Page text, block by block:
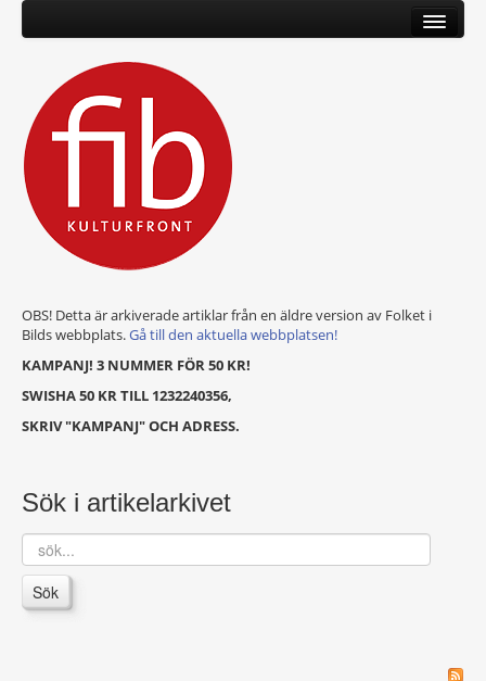
OBS! Detta är arkiverade artiklar från en äldre version av Folket i
Bilds webbplats.Gå till den aktuella webbplatsen!
KAMPANJ! 3 NUMMER FÖR 50 KR!
SWISHA 50 KR TILL 1232240356,
SKRIV "KAMPANJ" OCH ADRESS.
Sök i artikelarkivet
sök...
Sök